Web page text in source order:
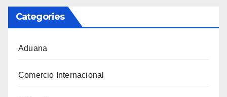
Categories
Aduana
Comercio Internacional